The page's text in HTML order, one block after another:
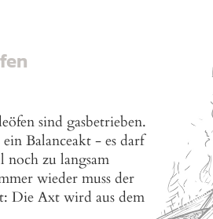
sind gasbetrieben.
Balanceakt - es darf
noch zu langsam
wieder muss der
Die Axt wird aus dem